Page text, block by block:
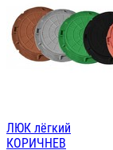
ЛЮК лёгкий
КОРИЧНЕВ